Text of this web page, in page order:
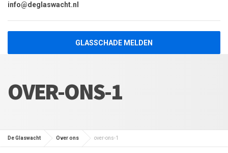
info@deglaswacht.nl
GLASSCHADE MELDEN
OVER-ONS-1
De Glaswacht Over ons over-ons-1